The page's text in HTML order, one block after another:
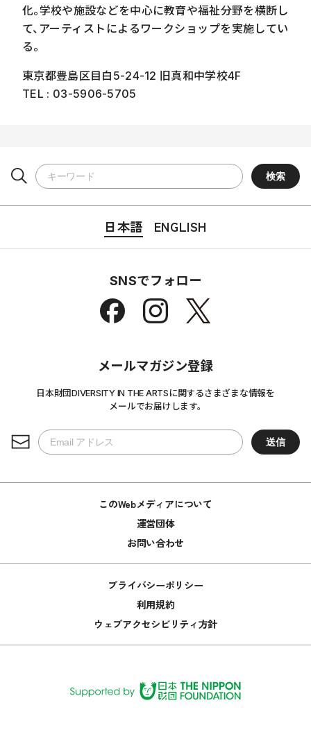
化。学校や施設などを中心に教育や福祉分野を横断し
て、アーティストによるワークショップを実施してい
る。
東京都豊島区目白 5-24-12 旧真和中学校4F
TEL : 03-5906-5705
日本語 ENGLISH
SNSでフォロー
メールマガジン登録
日本財団DIVERSITY IN THE ARTSに関するさまざまな情報を
メールでお届けします。
このWebメディアについて
運営団体
お問い合わせ
プライバシーポリシー
利用規約
ウェブアクセシビリティ方針